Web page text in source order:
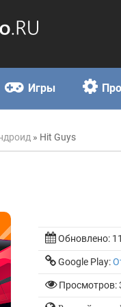
Игры
» Hit Guys
Обновлено:
Google Play:
Просмотров: